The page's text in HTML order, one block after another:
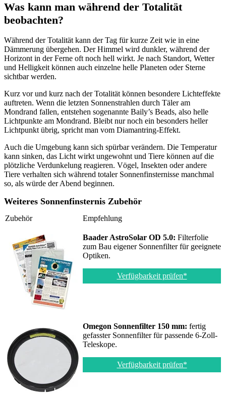
Was kann man während der Totalität
beobachten?
Während der Totalität kann der Tag für kurze Zeit wie in eine
Dämmerung übergehen. Der Himmel wird dunkler, während der
Horizont in der Ferne oft noch hell wirkt. Je nach Standort, Wetter
und Helligkeit können auch einzelne helle Planeten oder Sterne
sichtbar werden.
Kurz vor und kurz nach der Totalität können besondere Lichteffekte
auftreten. Wenn die letzten Sonnenstrahlen durch Täler am
Mondrand fallen, entstehen sogenannte Baily’s Beads, also helle
Lichtpunkte am Mondrand. Bleibt nur noch ein besonders heller
Lichtpunkt übrig, spricht man vom Diamantring-Effekt.
Auch die Umgebung kann sich spürbar verändern. Die Temperatur
kann sinken, das Licht wirkt ungewohnt und Tiere können auf die
plötzliche Verdunkelung reagieren. Vögel, Insekten oder andere
Tiere verhalten sich während totaler Sonnenfinsternisse manchmal
so, als würde der Abend beginnen.
Weiteres Sonnenfinsternis Zubehör
Zubehör Empfehlung
Baader AstroSolar OD 5.0: Filterfolie
zum Bau eigener Sonnenfilter für geeignete
Optiken.
Verfügbarkeit prüfen*
Omegon Sonnenfilter 150 mm: fertig
gefasster Sonnenfilter für passende 6-Zoll-
Teleskope.
Verfügbarkeit prüfen*